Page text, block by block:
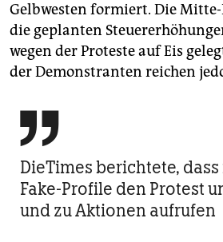
Gelbwesten formiert. Die
die geplanten
wegen der Proteste auf Eis
der Demonstranten reichen

DieTimes berichtete,
Fake-Profile den Protest
und zu Aktionen aufrufen